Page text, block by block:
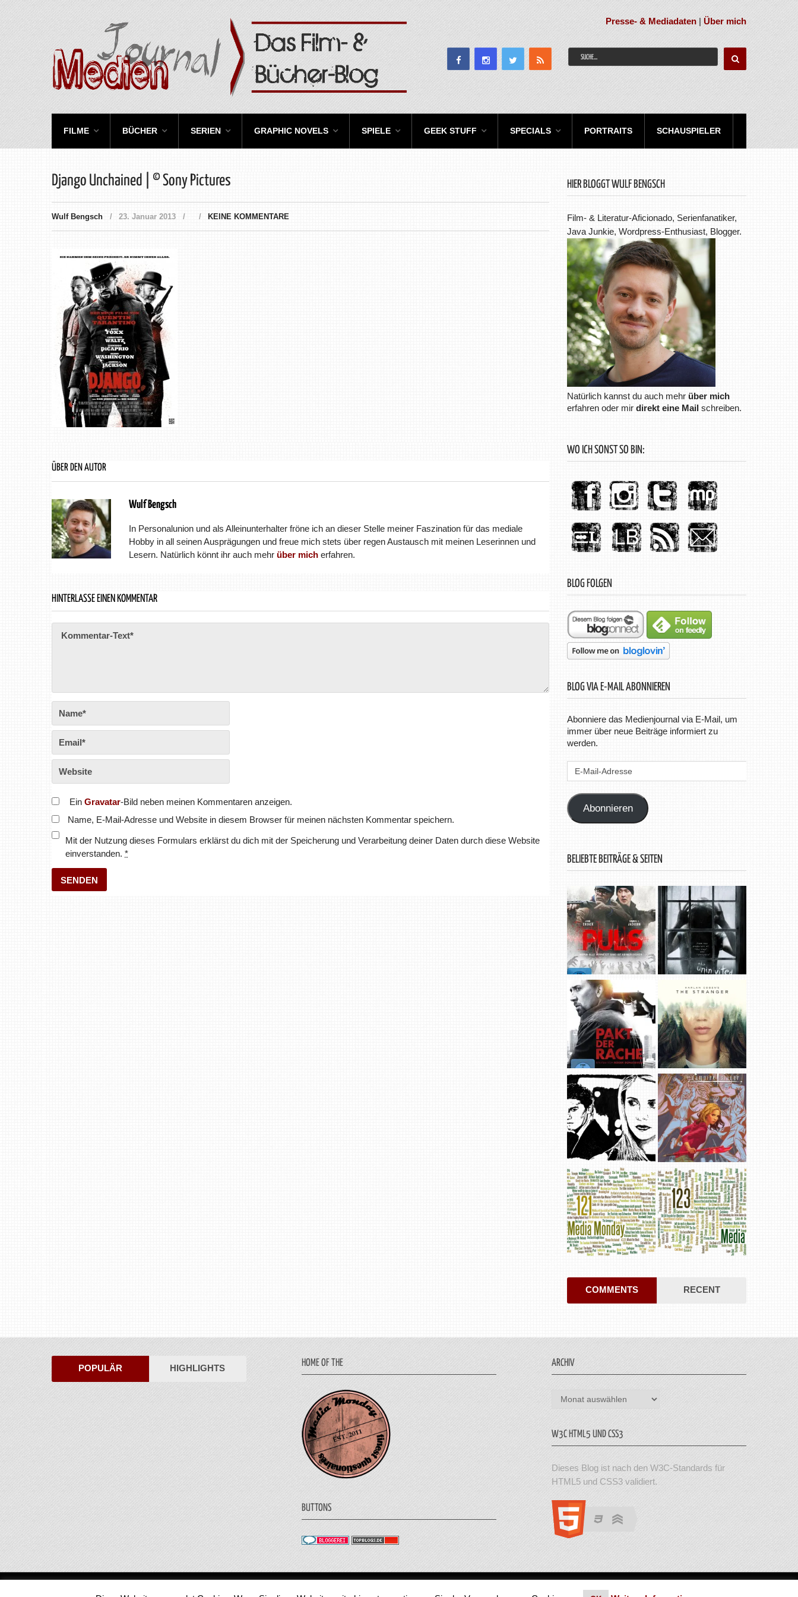
Presse- & Mediadaten |Über mich
FILME BÜCHER SERIEN GRAPHIC NOVELS SPIELE GEEK STUFF SPECIALS PORTRAITS SCHAUSPIELER
Django Unchained | © Sony Pictures
Wulf Bengsch 23. Januar 2013 KEINE KOMMENTARE
ÜBER DEN AUTOR
Wulf Bengsch
In Personalunion und als Alleinunterhalter fröne ich an dieser Stelle meiner Faszination für das mediale
Hobby in all seinen Ausprägungen und freue mich stets über regen Austausch mit meinen Leserinnen und
Lesern. Natürlich könnt ihr auch mehr über mich erfahren.
HINTERLASSE EINEN KOMMENTAR
EinGravatar-Bild neben meinen Kommentaren anzeigen.
Name, E-Mail-Adresse und Website in diesem Browser für meinen nächsten Kommentar speichern.
Mit der Nutzung dieses Formulars erklärst du dich mit der Speicherung und Verarbeitung deiner Daten durch diese Website
einverstanden. *
HIER BLOGGT WULF BENGSCH
Film- & Literatur-Aficionado, Serienfanatiker,
Java Junkie, Wordpress-Enthusiast, Blogger.
Natürlich kannst du auch mehr über mich
erfahren oder mirdirekt eine Mail schreiben.
WO ICH SONST SO BIN:
BLOG FOLGEN
BLOG VIA E-MAIL ABONNIEREN
Abonniere das Medienjournal via E-Mail, um
immer über neue Beiträge informiert zu
werden.
E-
Abonnieren
BELIEBTE BEITRÄGE & SEITEN
COMMENTS RECENT
POPULÄR HIGHLIGHTS HOME OF THE
BUTTONS
ARCHIV
Archiv
W3C HTML5 UND CSS3
Dieses Blog ist nach den W3C-Standards für
HTML5 und CSS3 validiert.
Medienjournal Copyright © 2026. © 2011 - 2018 Medienjournal. Alle Rechte vorbehalten. Theme von MyThemeShop. Impressum